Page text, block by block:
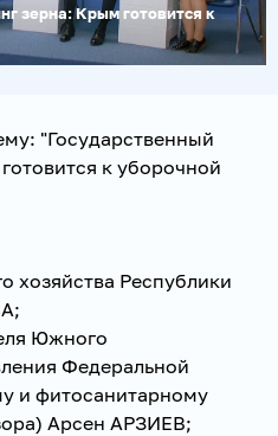
зерна: Крым готовится к
"Государственный
к уборочной
хозяйства Республики
Южного
Федеральной
и фитосанитарному
Арсен АРЗИЕВ;